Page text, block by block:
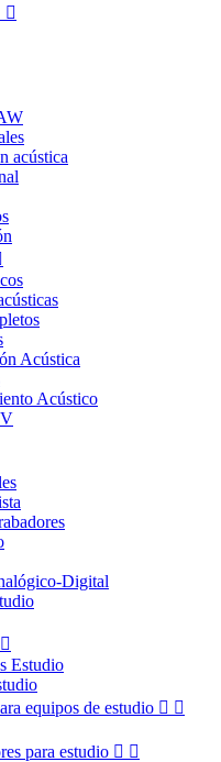

acústica
Acústica
Acústico
Digital

Estudio
equipos de estudio  
para estudio  